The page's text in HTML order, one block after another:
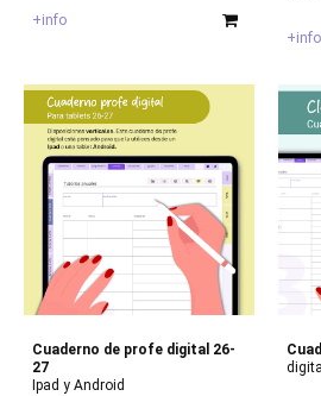
+info
+info
Cuaderno de profe digital 26-
27
Ipad y Android